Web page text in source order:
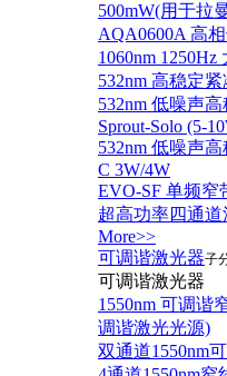
500mW(用于拉
AQA0600A 高
1060nm 1250Hz
532nm 高稳定
532nm 低噪声
Sprout‐Solo (5-
532nm 低噪声
C 3W/4W
EVO-SF 单频窄
超高功率四通
More>>
可调谐激光器子
可调谐激光器
1550nm 可调谐
调谐激光光源)
双通道1550nm